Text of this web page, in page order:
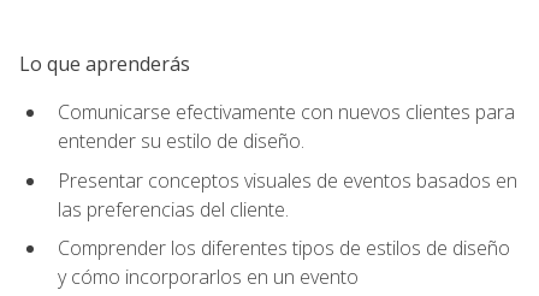
Lo que aprenderás
Comunicarse efectivamente con nuevos clientes para
entender su estilo de diseño.
Presentar conceptos visuales de eventos basados en
las preferencias del cliente.
Comprender los diferentes tipos de estilos de diseño
y cómo incorporarlos en un evento